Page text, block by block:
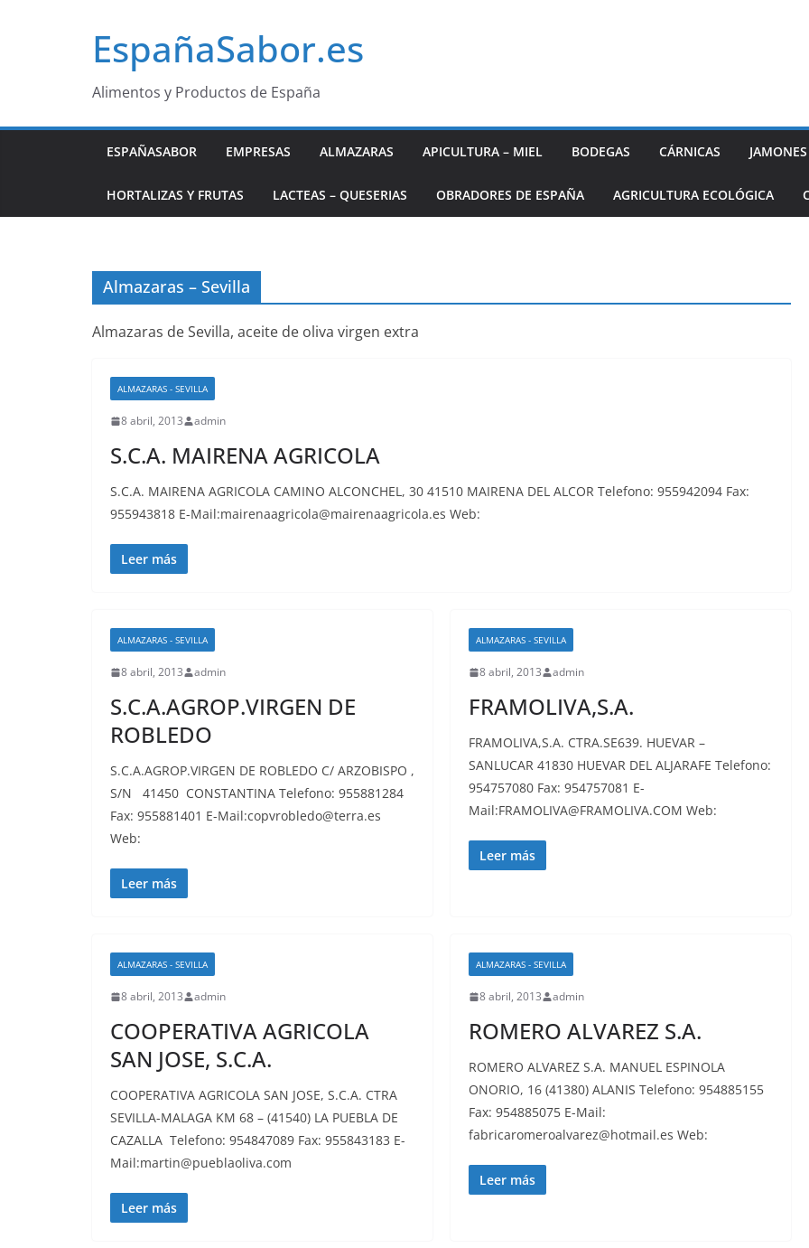
EspañaSabor.es
Alimentos y Productos de España
ESPAÑASABOR EMPRESAS ALMAZARAS APICULTURA – MIEL BODEGAS CÁRNICAS
HORTALIZAS Y FRUTAS LACTEAS – QUESERIAS OBRADORES DE ESPAÑA AGRICULTURA ECOLÓGICA
Almazaras – Sevilla
Almazaras de Sevilla, aceite de oliva virgen extra
ALMAZARAS - SEVILLA
8 abril, 2013 admin
S.C.A. MAIRENA AGRICOLA
S.C.A. MAIRENA AGRICOLA CAMINO ALCONCHEL, 30 41510 MAIRENA DEL ALCOR Telefono: 955942094 Fax:
955943818 E-Mail:mairenaagricola@mairenaagricola.es Web:
Leer más
ALMAZARAS - SEVILLA
8 abril, 2013 admin
S.C.A.AGROP.VIRGEN DE
ROBLEDO
S.C.A.AGROP.VIRGEN DE ROBLEDO C/ ARZOBISPO ,
S/N 41450 CONSTANTINA Telefono: 955881284
Fax: 955881401 E-Mail:copvrobledo@terra.es
Web:
Leer más
ALMAZARAS - SEVILLA
8 abril, 2013 admin
FRAMOLIVA,S.A.
FRAMOLIVA,S.A. CTRA.SE639. HUEVAR –
SANLUCAR 41830 HUEVAR DEL ALJARAFE Telefono:
954757080 Fax: 954757081 E-
Mail:FRAMOLIVA@FRAMOLIVA.COM Web:
Leer más
ALMAZARAS - SEVILLA
8 abril, 2013 admin
COOPERATIVA AGRICOLA
SAN JOSE, S.C.A.
COOPERATIVA AGRICOLA SAN JOSE, S.C.A. CTRA
SEVILLA-MALAGA KM 68 – (41540) LA PUEBLA DE
CAZALLA Telefono: 954847089 Fax: 955843183 E-
Mail:martin@pueblaoliva.com
Leer más
ALMAZARAS - SEVILLA
8 abril, 2013 admin
ROMERO ALVAREZ S.A.
ROMERO ALVAREZ S.A. MANUEL ESPINOLA
ONORIO, 16 (41380) ALANIS Telefono: 954885155
Fax: 954885075 E-Mail:
fabricaromeroalvarez@hotmail.es Web:
Leer más